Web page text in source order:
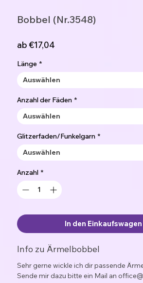
Bobbel (Nr.3548)
ab €17,04Sale-
Länge *
Auswählen
Anzahl der Fäden *
Auswählen
Glitzerfaden/Funkelgarn *
Auswählen
Anzahl *
In den Einkaufswagen
Info zu Ärmelbobbel
Sehr gerne wickle ich dir passende
Sende mir dazu bitte ein Mail an